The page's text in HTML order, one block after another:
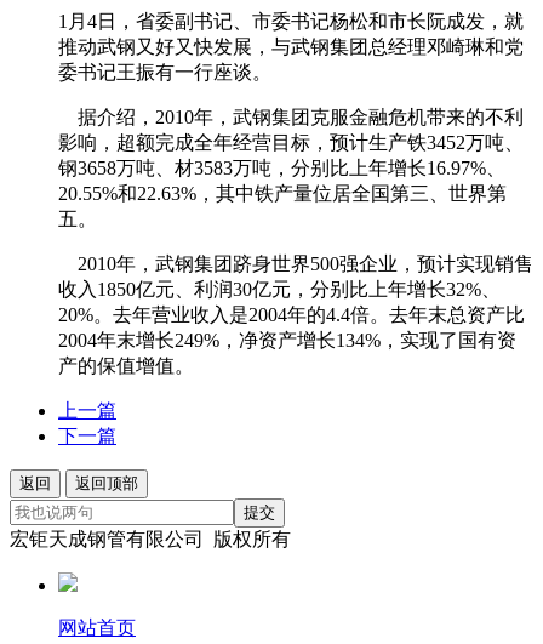
1月4日，省委副书记、市委书记杨松和市长阮成发，就
推动武钢又好又快发展，与武钢集团总经理邓崎琳和党
委书记王振有一行座谈。
据介绍，2010年，武钢集团克服金融危机带来的不利
影响，超额完成全年经营目标，预计生产铁3452万吨、
钢3658万吨、材3583万吨，分别比上年增长16.97%、
20.55%和22.63%，其中铁产量位居全国第三、世界第
五。
2010年，武钢集团跻身世界500强企业，预计实现销售
收入1850亿元、利润30亿元，分别比上年增长32%、
20%。去年营业收入是2004年的4.4倍。去年末总资产比
2004年末增长249%，净资产增长134%，实现了国有资
产的保值增值。
上一篇
下一篇
返回
返回顶部
提交
宏钜天成钢管有限公司 版权所有
网站首页